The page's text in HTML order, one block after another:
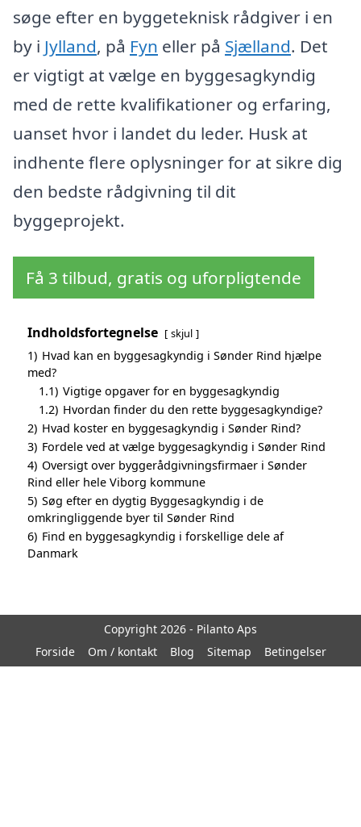
søge efter en byggeteknisk rådgiver i en
by i Jylland, på Fyn eller på Sjælland. Det
er vigtigt at vælge en byggesagkyndig
med de rette kvalifikationer og erfaring,
uanset hvor i landet du leder. Husk at
indhente flere oplysninger for at sikre dig
den bedste rådgivning til dit
byggeprojekt.
Få 3 tilbud, gratis og uforpligtende
Indholdsfortegnelse skjul
1) Hvad kan en byggesagkyndig i Sønder Rind hjælpe
med?
1.1) Vigtige opgaver for en byggesagkyndig
1.2) Hvordan finder du den rette byggesagkyndige?
2) Hvad koster en byggesagkyndig i Sønder Rind?
3) Fordele ved at vælge byggesagkyndig i Sønder Rind
4) Oversigt over byggerådgivningsfirmaer i Sønder
Rind eller hele Viborg kommune
5) Søg efter en dygtig Byggesagkyndig i de
omkringliggende byer til Sønder Rind
6) Find en byggesagkyndig i forskellige dele af
Danmark
Copyright 2026 - Pilanto Aps
Forside
Om / kontakt Blog Sitemap Betingelser